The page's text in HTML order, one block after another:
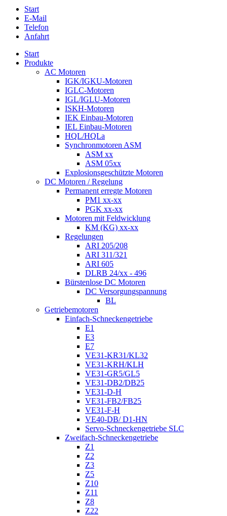
Start
E-Mail
Telefon
Anfahrt
Start
Produkte
AC Motoren
IGK/IGKU-Motoren
IGLC-Motoren
IGL/IGLU-Motoren
ISKH-Motoren
IEK Einbau-Motoren
IEL Einbau-Motoren
HQL/HQLa
Synchronmotoren ASM
ASM xx
ASM 05xx
Explosionsgeschützte Motoren
DC Motoren / Regelung
Permanent erregte Motoren
PM1 xx-xx
PGK xx-xx
Motoren mit Feldwicklung
KM (KG) xx-xx
Regelungen
ARI 205/208
ARI 311/321
ARI 605
DLRB 24/xx - 496
Bürstenlose DC Motoren
DC Versorgungspannung
BL
Getriebemotoren
Einfach-Schneckengetriebe
E1
E3
E7
VE31-KR31/KL32
VE31-KRH/KLH
VE31-GR5/GL5
VE31-DB2/DB25
VE31-D-H
VE31-FB2/FB25
VE31-F-H
VE40-DB/ D1-HN
Servo-Schneckengetriebe SLC
Zweifach-Schneckengetriebe
Z1
Z2
Z3
Z5
Z10
Z11
Z8
Z22